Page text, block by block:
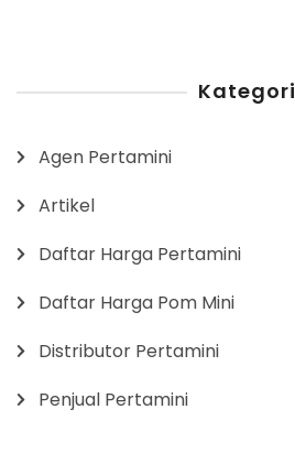
Kategori
Agen Pertamini
Artikel
Daftar Harga Pertamini
Daftar Harga Pom Mini
Distributor Pertamini
Penjual Pertamini